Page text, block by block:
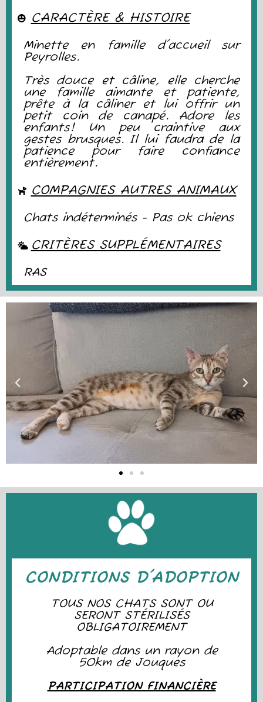
CARACTÈRE & HISTOIRE
Minette en famille d'accueil sur
Peyrolles.
Très douce et câline, elle cherche
une famille aimante et patiente,
prête à la câliner et lui offrir un
petit coin de canapé.Adore les
enfants! Un peu craintive aux
gestes brusques. Il lui faudra de la
patience pour faire confiance
entièrement.
COMPAGNIES AUTRES ANIMAUX
Chats indéterminés - Pas ok chiens
CRITÈRES SUPPLÉMENTAIRES
RAS
CONDITIONS D'ADOPTION
TOUS NOS CHATS SONT OU
SERONT STÉRILISÉS
OBLIGATOIREMENT
Adoptable dans un rayon de
50km de Jouques
PARTICIPATION FINANCIÈRE